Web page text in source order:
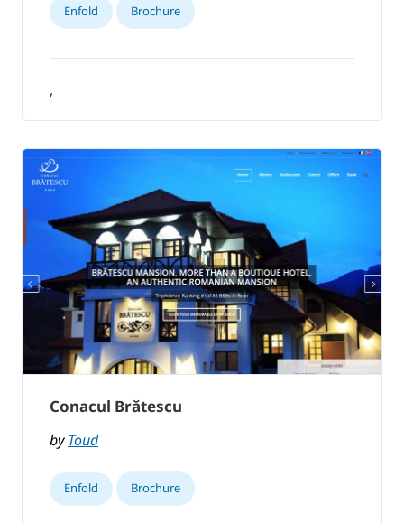
Enfold Brochure
,
Conacul Brătescu
byToud
Enfold Brochure